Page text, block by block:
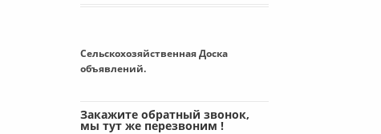
Сельскохозяйственная Доска
объявлений.
Закажите обратный звонок,
мы тут же перезвоним !